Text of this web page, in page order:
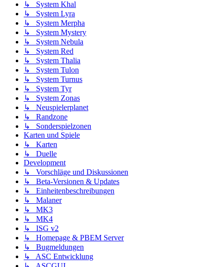
↳ System Khal
↳ System Lyra
↳ System Merpha
↳ System Mystery
↳ System Nebula
↳ System Red
↳ System Thalia
↳ System Tulon
↳ System Turnus
↳ System Tyr
↳ System Zonas
↳ Neuspielerplanet
↳ Randzone
↳ Sonderspielzonen
Karten und Spiele
↳ Karten
↳ Duelle
Development
↳ Vorschläge und Diskussionen
↳ Beta-Versionen & Updates
↳ Einheitenbeschreibungen
↳ Malaner
↳ MK3
↳ MK4
↳ ISG v2
↳ Homepage & PBEM Server
↳ Bugmeldungen
↳ ASC Entwicklung